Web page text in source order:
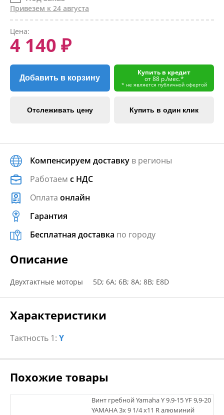
Привезем к 24 августа
Цена:
4 140 ₽
Добавить в корзину
Купить в кредит
от 88 р./мес.*
* не является публичной офертой
Отслеживать цену Купить в один клик
Компенсируем доставку в регионы
Работаем с НДС
Оплата онлайн
Гарантия
Бесплатная доставка по городу
Описание
Двухтактные моторы 5D; 6A; 6B; 8A; 8B; E8D
Характеристики
Тактность 1: Y
Похожие товары
Винт гребной Yamaha Y 9.9-15 YF 9,9-20
YAMAHA 3х 9 1/4 х11 R алюминий